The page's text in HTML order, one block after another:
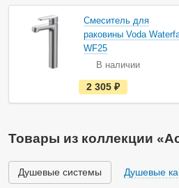
Смеситель для
раковины Voda
WF25
В наличии
е
с
т
а
ч
и
2 305
Товары из коллекции
Душевые системы Душевые